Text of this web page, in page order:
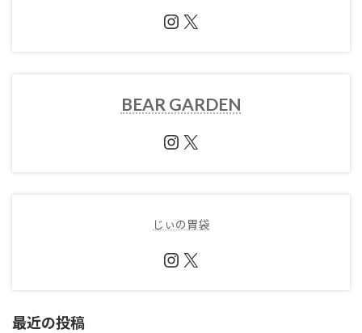
Instagram
X
BEAR GARDEN
Instagram
X
じぃの胃袋
Instagram
X
最近の投稿